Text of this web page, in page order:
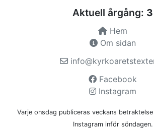
Aktuell årgång: 3
Hem
Om sidan
Facebook
Instagram
Varje onsdag publiceras veckans
Instagram inför söndagen.